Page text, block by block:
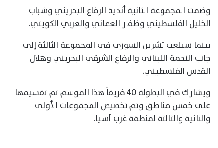
وضمت المجموعة الثانية أندية الرفاع البحريني وشباب
الخليل الفلسطيني وظفار العماني والعربي الكويتي.
بينما سيلعب تشرين السوري في المجموعة الثالثة إلى
جانب النجمة اللبناني والرفاع الشرقي البحريني وهلال
القدس الفلسطيني.
ويشارك في البطولة 40 فريقاً هذا الموسم تم تقسيمها
على خمس مناطق وتم تخصيص المجموعات الأولى
والثانية والثالثة لمنطقة غرب آسيا.